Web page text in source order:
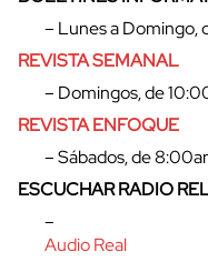
cerrar
– Lunes a
REVISTA SEMANAL
– Domingos, de
REVISTA ENFOQUE
– Sábados, de
ESCUCHAR RADIO
–
Audio Real